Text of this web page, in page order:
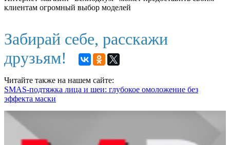
клиентам огромный выбор моделей
Забирай себе, расскажи
друзьям!
Читайте также на нашем сайте:
SMAS-подтяжка лица и шеи: глубокое омоложение без
эффекта маски